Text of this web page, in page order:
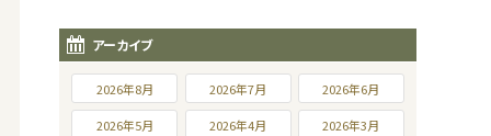
アーカイブ
2026年8月 2026年7月 2026年6月
2026年5月 2026年4月 2026年3月